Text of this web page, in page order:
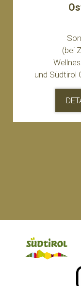
Ostern in
Sonntag
(bei Zimmer mit
Tee-Ecke (bis
Guest Pass
DETAILS ZUM